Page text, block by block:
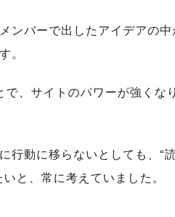
ンバーで出したアイデアの
。
で、サイトのパワーが強くな
行動に移らないとしても、
いと、常に考えていました。